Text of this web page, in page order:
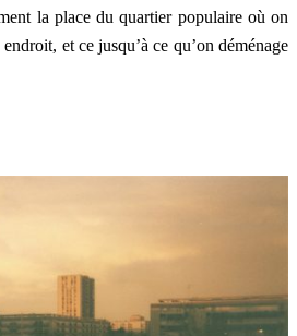
la place du quartier populaire où on
et ce jusqu’à ce qu’on déménage